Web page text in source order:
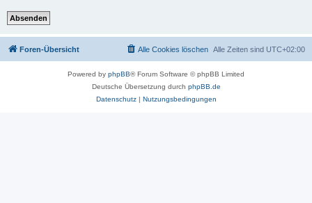
Foren-Übersicht Alle Zeiten sind UTC+02:00
Alle Cookies löschen
Powered by phpBB® Forum Software © phpBB Limited
Deutsche Übersetzung durch phpBB.de
Datenschutz| Nutzungsbedingungen